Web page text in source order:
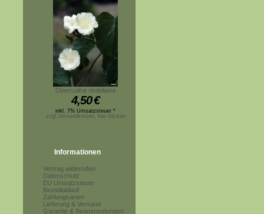
Operculina riedeliana
4,50€
inkl. 7% Umsatzsteuer *
zzgl.Versandkosten, hier klicken
Informationen
Vertrag widerrufen
Datenschutz
EU Umsatzsteuer
Bestellablauf
Zahlungsarten
Lieferung & Versand
Garantie & Beanstandungen